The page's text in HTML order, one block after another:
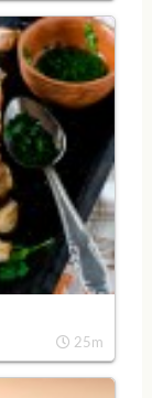
25m